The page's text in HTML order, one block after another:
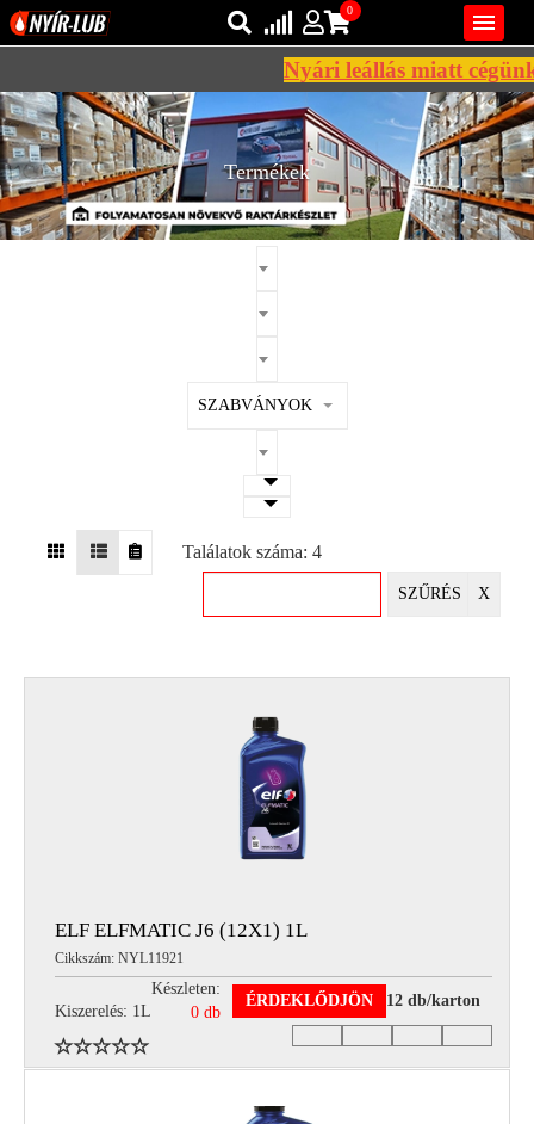
REGISZTRÁCIÓ
EGYÉB
INFO
Hétfőtől – Péntekig, 8.00 – 17.00-ig
(ebédidő 12.00-12.30 között)

Bejelentkezés
Regisztráció
0
AZ ÖN KOSARA ÜRES
Nyári leállás miatt
Termékek
SZABVÁNYOK
Találatok száma: 4
SZŰRÉS X
ELF ELFMATIC J6 (12X1) 1L
Cikkszám: NYL11921
Kiszerelés: 1L
Készleten:
0 db
ÉRDEKLŐDJÖN 12 db/karton